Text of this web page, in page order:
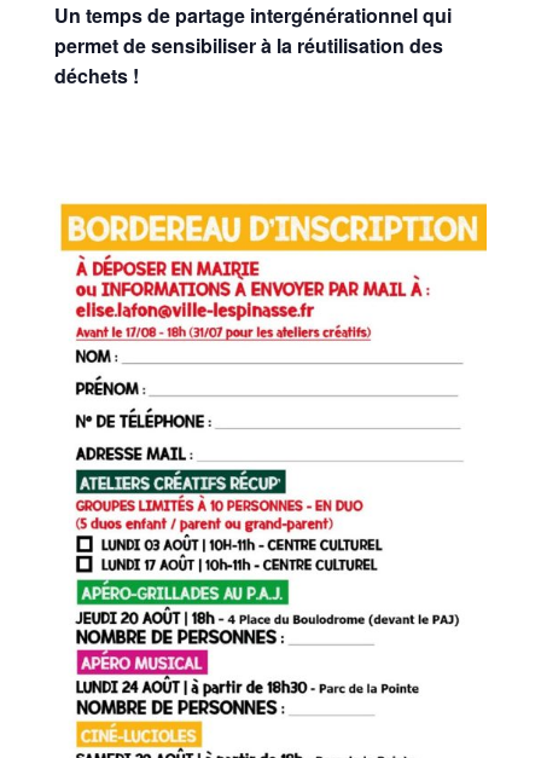
Un temps de partage intergénérationnel qui
permet de sensibiliser à la réutilisation des
déchets !